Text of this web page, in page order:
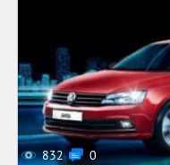
832 0